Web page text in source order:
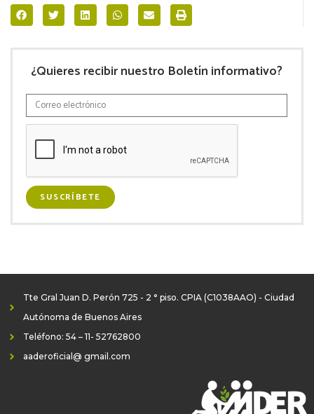
¿Quieres recibir nuestro Boletín informativo?
SUSCRÍBETE
Tte Gral Juan D. Perón 725 - 2 ° piso. CPIA (C1038AAO) - Ciudad
Autónoma de Buenos Aires
Teléfono: 54 – 11- 52762800
aaderoficial@ gmail.com